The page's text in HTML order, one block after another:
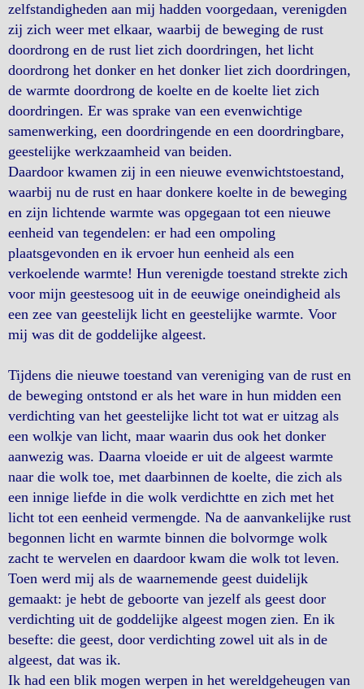
zelfstandigheden aan mij hadden voorgedaan, verenigden
zij zich weer met elkaar, waarbij de beweging de rust
doordrong en de rust liet zich doordringen, het licht
doordrong het donker en het donker liet zich doordringen,
de warmte doordrong de koelte en de koelte liet zich
doordringen. Er was sprake van een evenwichtige
samenwerking, een doordringende en een doordringbare,
geestelijke werkzaamheid van beiden.
Daardoor kwamen zij in een nieuwe evenwichtstoestand,
waarbij nu de rust en haar donkere koelte in de beweging
en zijn lichtende warmte was opgegaan tot een nieuwe
eenheid van tegendelen: er had een ompoling
plaatsgevonden en ik ervoer hun eenheid als een
verkoelende warmte! Hun verenigde toestand strekte zich
voor mijn geestesoog uit in de eeuwige oneindigheid als
een zee van geestelijk licht en geestelijke warmte. Voor
mij was dit de goddelijke algeest.
Tijdens die nieuwe toestand van vereniging van de rust en
de beweging ontstond er als het ware in hun midden een
verdichting van het geestelijke licht tot wat er uitzag als
een wolkje van licht, maar waarin dus ook het donker
aanwezig was. Daarna vloeide er uit de algeest warmte
naar die wolk toe, met daarbinnen de koelte, die zich als
een innige liefde in die wolk verdichtte en zich met het
licht tot een eenheid vermengde. Na de aanvankelijke rust
begonnen licht en warmte binnen die bolvormge wolk
zacht te wervelen en daardoor kwam die wolk tot leven.
Toen werd mij als de waarnemende geest duidelijk
gemaakt: je hebt de geboorte van jezelf als geest door
verdichting uit de goddelijke algeest mogen zien. En ik
besefte: die geest, door verdichting zowel uit als in de
algeest, dat was ik.
Ik had een blik mogen werpen in het wereldgeheugen van